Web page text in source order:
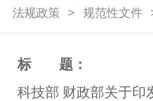
法规政策
> 规范性文件
标 题：
科技部 财政部关于印